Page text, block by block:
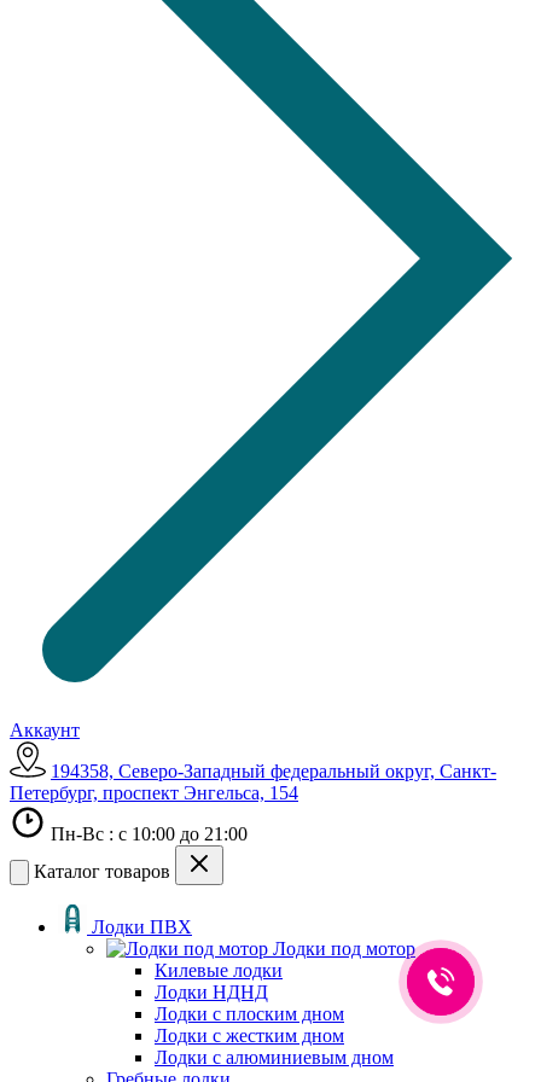
Аккаунт
194358, Северо-Западный федеральный округ, Санкт-
Петербург, проспект Энгельса, 154
Пн-Вс : с 10:00 до 21:00
Каталог товаров
Лодки ПВХ
Лодки под мотор
Килевые лодки
Лодки НДНД
Лодки с плоским дном
Лодки с жестким дном
Лодки с алюминиевым дном